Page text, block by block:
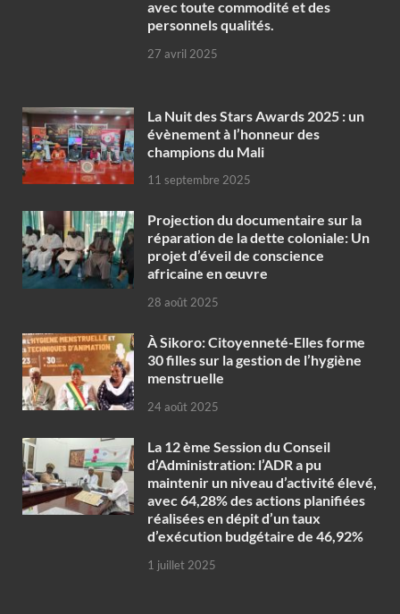
avec toute commodité et des
personnels qualités.
27 avril 2025
‎La Nuit des Stars Awards 2025 : un
évènement à l’honneur des
champions du Mali
11 septembre 2025
Projection du documentaire sur la
réparation de la dette coloniale: Un
projet d’éveil de conscience
africaine en œuvre‎
28 août 2025
À Sikoro: Citoyenneté-Elles forme
30 filles sur la gestion de l’hygiène
menstruelle
24 août 2025
La 12 ème Session du Conseil
d’Administration: l’ADR a pu
maintenir un niveau d’activité élevé,
avec 64,28% des actions planifiées
réalisées en dépit d’un taux
d’exécution budgétaire de 46,92%
1 juillet 2025